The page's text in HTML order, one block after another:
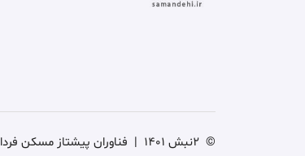
© 2نبش 1401 | فناوران پیشتاز مسکن فردا